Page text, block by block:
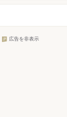
広告を非表示